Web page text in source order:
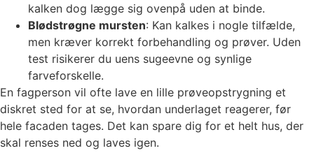
kalken dog lægge sig ovenpå uden at binde.
Blødstrøgne mursten: Kan kalkes i nogle tilfælde,
men kræver korrekt forbehandling og prøver. Uden
test risikerer du uens sugeevne og synlige
farveforskelle.
En fagperson vil ofte lave en lille prøveopstrygning et
diskret sted for at se, hvordan underlaget reagerer, før
hele facaden tages. Det kan spare dig for et helt hus, der
skal renses ned og laves igen.